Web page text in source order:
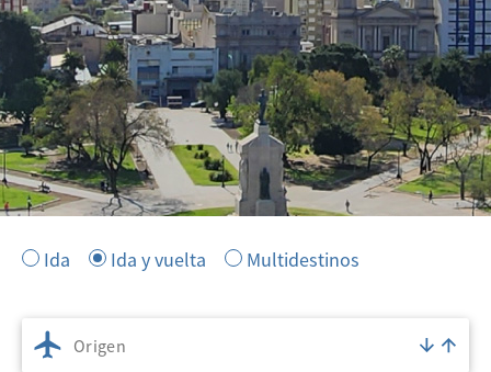
Ida Ida y vuelta Multidestinos
Origen